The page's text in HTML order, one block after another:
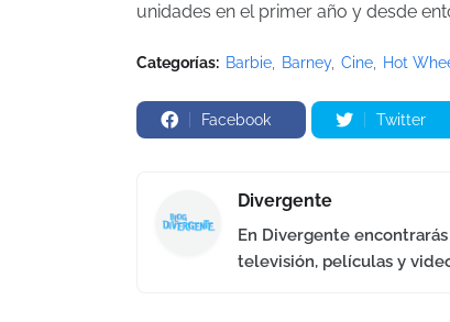
unidades en el primer año y desde
Categorías: Barbie Barney Cine Hot
Facebook Twitter
Divergente
En Divergente
televisión, películas y